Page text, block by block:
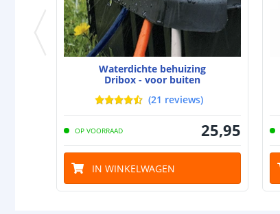
Waterdichte behuizing
Dribox - voor buiten
(21 reviews)
OP VOORRAAD 25,95
IN WINKELWAGEN